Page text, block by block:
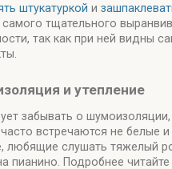
штукатуркой и
самого тщательного
так как при ней видны
и утепление
забывать о шумоизоляции,
встречаются не белые
любящие слушать тяжелый
пианино. Подробнее читайте